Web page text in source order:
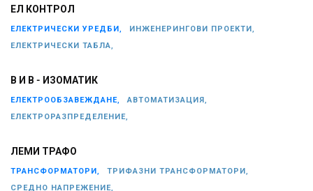
ЕЛ КОНТРОЛ
ЕЛЕКТРИЧЕСКИ УРЕДБИ,
ИНЖЕНЕРИНГОВИ ПРОЕКТИ,
ЕЛЕКТРИЧЕСКИ ТАБЛА,
В И В - ИЗОМАТИК
ЕЛЕКТРООБЗАВЕЖДАНЕ,
АВТОМАТИЗАЦИЯ,
ЕЛЕКТРОРАЗПРЕДЕЛЕНИЕ,
ЛЕМИ ТРАФО
ТРАНСФОРМАТОРИ,
ТРИФАЗНИ ТРАНСФОРМАТОРИ,
СРЕДНО НАПРЕЖЕНИЕ,